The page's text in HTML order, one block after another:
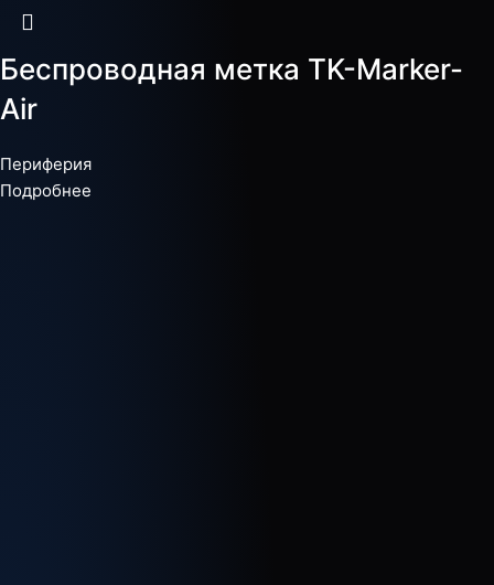
Беспроводная метка TK-Marker-
Air
Периферия
Подробнее